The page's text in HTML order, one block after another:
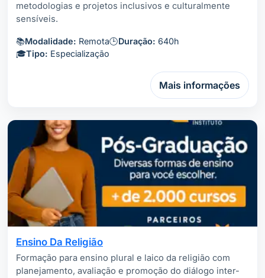
metodologias e projetos inclusivos e culturalmente
sensíveis.
📚Modalidade: Remota🕒Duração: 640h
🎓Tipo: Especialização
Mais informações
Ensino Da Religião
Formação para ensino plural e laico da religião com
planejamento, avaliação e promoção do diálogo inter-